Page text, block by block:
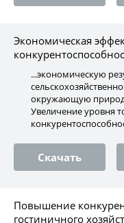
Экономическая
...экономическую
окружающую
Увеличение уровня
Скачать
Повышение
гостиничного